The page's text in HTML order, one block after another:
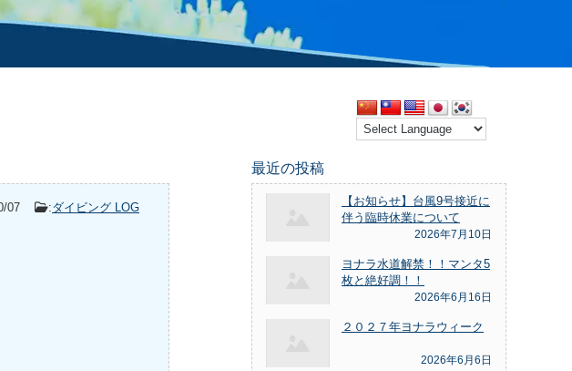
07 :ダイビング LOG
最近の投稿
【お知らせ】台風9号接近に
伴う臨時休業について
2026年7月10日
ヨナラ水道解禁！！マンタ5
枚と絶好調！！
2026年6月16日
２０２７年ヨナラウィーク
2026年6月6日